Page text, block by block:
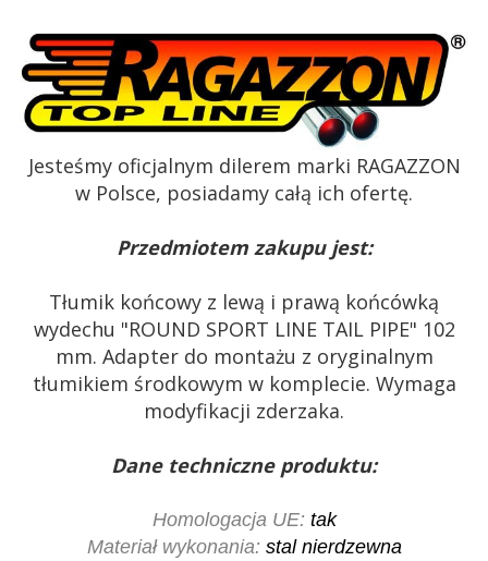
Jesteśmy oficjalnym dilerem marki RAGAZZON
w Polsce, posiadamy całą ich ofertę.
Przedmiotem zakupu jest:
Tłumik końcowy z lewą i prawą końcówką
wydechu "ROUND SPORT LINE TAIL PIPE" 102
mm. Adapter do montażu z oryginalnym
tłumikiem środkowym w komplecie. Wymaga
modyfikacji zderzaka.
Dane techniczne produktu:
Homologacja UE: tak
Materiał wykonania: stal nierdzewna